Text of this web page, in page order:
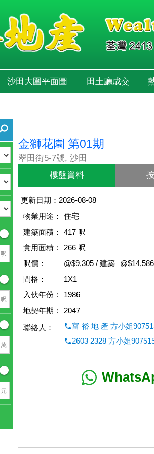
沙田大圍平面圖 田土廳成交
呎
呎
萬
元
金獅花園 第01期
翠田街5-7號, 沙田
樓盤資料
更新日期：2026-08-08
物業用途：
住宅
建築面積：
417 呎
實用面積：
266 呎
呎價：
@$9,305 / 建築
間格：
1X1
入伙年份：
1986
地契年期：
2047
聯絡人：
富 裕 地 產 方小姐
2603 2328 方小姐